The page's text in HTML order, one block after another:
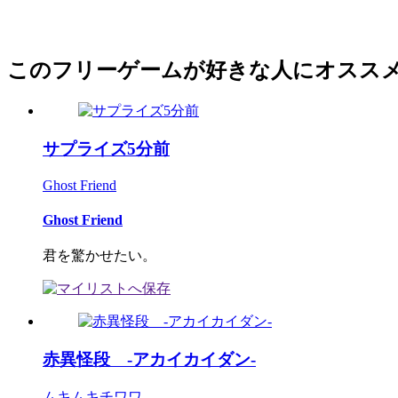
このフリーゲームが好きな人にオスス
サプライズ5分前
Ghost Friend
Ghost Friend
君を驚かせたい。
赤異怪段 -アカイカイダン-